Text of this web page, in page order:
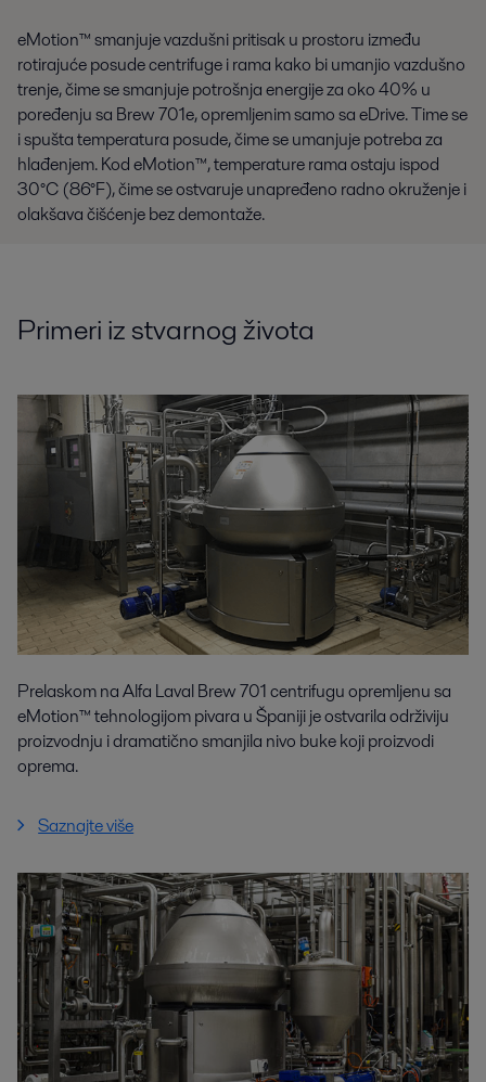
eMotion™ smanjuje vazdušni pritisak u prostoru između
rotirajuće posude centrifuge i rama kako bi umanjio vazdušno
trenje, čime se smanjuje potrošnja energije za oko 40% u
poređenju sa Brew 701e, opremljenim samo sa eDrive. Time se
i spušta temperatura posude, čime se umanjuje potreba za
hlađenjem. Kod eMotion™, temperature rama ostaju ispod
30°C (86°F), čime se ostvaruje unapređeno radno okruženje i
olakšava čišćenje bez demontaže.
Primeri iz stvarnog života
Prelaskom na Alfa Laval Brew 701 centrifugu opremljenu sa
eMotion™ tehnologijom pivara u Španiji je ostvarila održiviju
proizvodnju i dramatično smanjila nivo buke koji proizvodi
oprema.
Saznajte više